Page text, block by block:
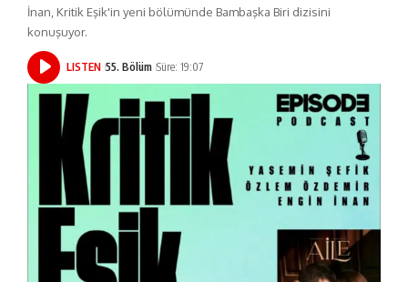
İnan, Kritik Eşik'in yeni bölümünde Bambaşka Biri dizisini
konuşuyor.
LISTEN 55. Bölüm Süre: 19:07